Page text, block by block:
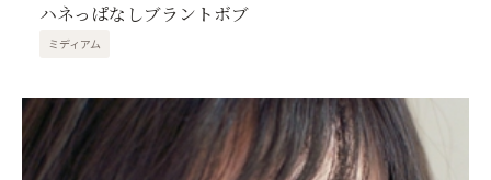
ハネっぱなしブラントボブ
ミディアム